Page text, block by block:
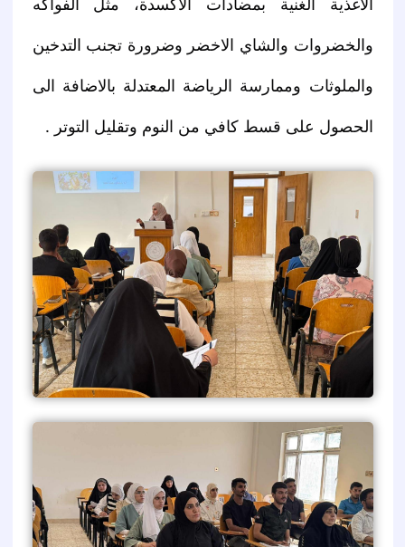
والخضروات والشاي الاخضر وضرورة تجنب التدخين
والملوثات وممارسة الرياضة المعتدلة بالاضافة الى
الحصول على قسط كافي من النوم وتقليل التوتر .